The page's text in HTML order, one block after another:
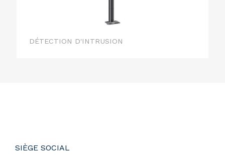
DÉTECTION D'INTRUSION
SIÈGE SOCIAL